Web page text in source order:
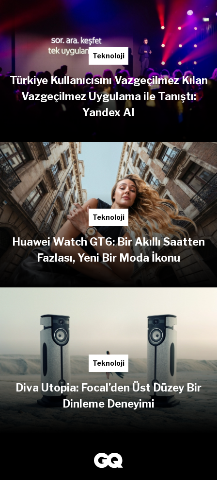
Teknoloji
Türkiye Kullanıcısını Vazgeçilmez Kılan
Vazgeçilmez Uygulama ile Tanıştı:
Yandex AI
Teknoloji
Huawei Watch GT6: Bir Akıllı Saatten
Fazlası, Yeni Bir Moda İkonu
Teknoloji
Diva Utopia: Focal’den Üst Düzey Bir
Dinleme Deneyimi